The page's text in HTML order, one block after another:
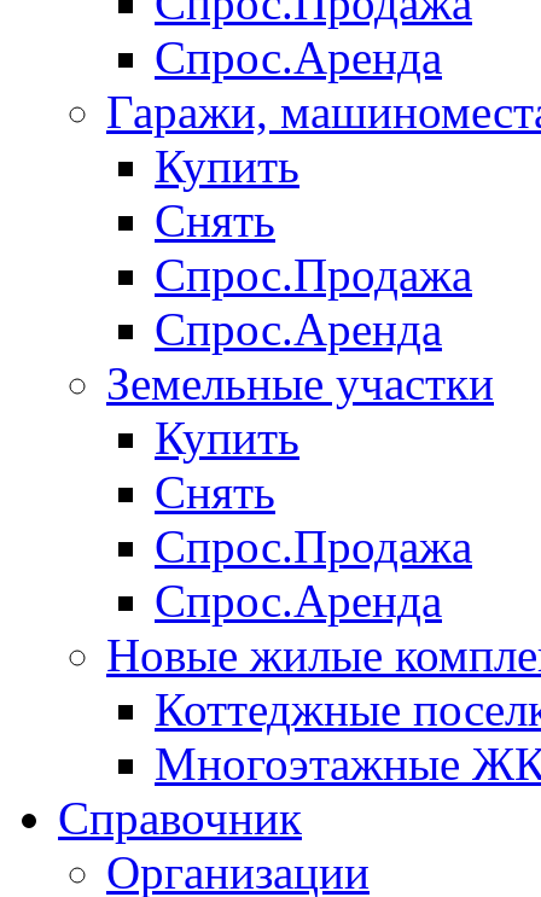
Спрос.Аренда
Гаражи,
Купить
Снять
Спрос.Продажа
Спрос.Аренда
Земельные участки
Купить
Снять
Спрос.Продажа
Спрос.Аренда
Новые жилые
Коттеджные
Многоэтажные
Справочник
Организации